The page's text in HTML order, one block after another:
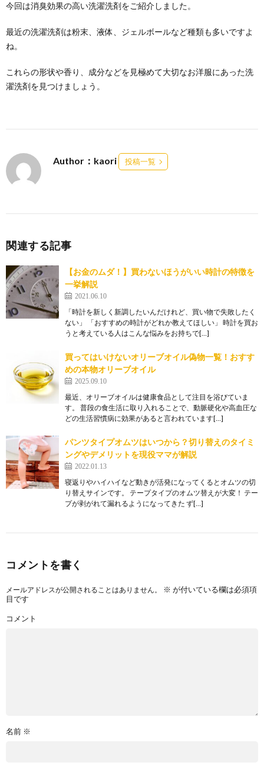
今回は消臭効果の高い洗濯洗剤をご紹介しました。
最近の洗濯洗剤は粉末、液体、ジェルボールなど種類も多いですよ
ね。
これらの形状や香り、成分などを見極めて大切なお洋服にあった洗
濯洗剤を見つけましょう。
Author：kaori 投稿一覧
関連する記事
【お金のムダ！】買わないほうがいい時計の特徴を
一挙解説
2021.06.10
「時計を新しく新調したいんだけれど、買い物で失敗したく
ない」 「おすすめの時計がどれか教えてほしい」 時計を買お
うと考えている人はこんな悩みをお持ちで[…]
買ってはいけないオリーブオイル偽物一覧！おすす
めの本物オリーブオイル
2025.09.10
最近、オリーブオイルは健康食品として注目を浴びていま
す。 普段の食生活に取り入れることで、動脈硬化や高血圧な
どの生活習慣病に効果があると言われています[…]
パンツタイプオムツはいつから？切り替えのタイミ
ングやデメリットを現役ママが解説
2022.01.13
寝返りやハイハイなど動きが活発になってくるとオムツの切
り替えサインです。 テープタイプのオムツ替えが大変！ テー
プが剥がれて漏れるようになってきた ず[…]
コメントを書く
メールアドレスが公開されることはありません。 ※ が付いている欄は必須項
目です
コメント
名前 ※